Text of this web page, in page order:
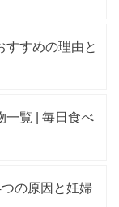
すすめの理由と
一覧 | 毎日食べ
の原因と妊婦